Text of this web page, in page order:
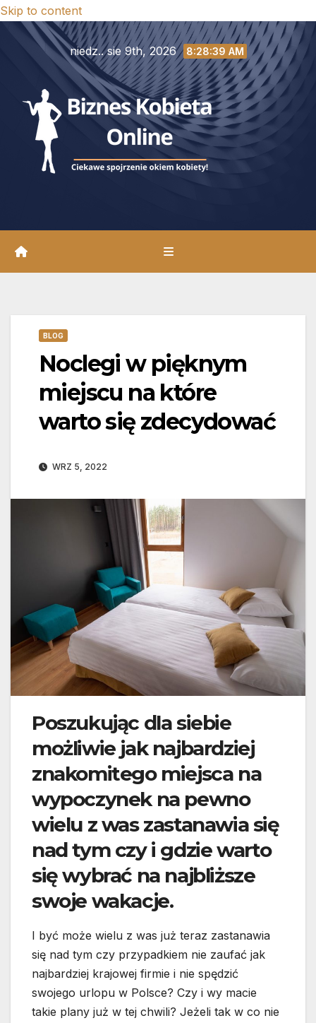
Skip to content
niedz.. sie 9th, 2026 8:28:41 AM
BLOG
Noclegi w pięknym
miejscu na które
warto się zdecydować
WRZ 5, 2022
Poszukując dla siebie
możliwie jak najbardziej
znakomitego miejsca na
wypoczynek na pewno
wielu z was zastanawia się
nad tym czy i gdzie warto
się wybrać na najbliższe
swoje wakacje.
I być może wielu z was już teraz zastanawia
się nad tym czy przypadkiem nie zaufać jak
najbardziej krajowej firmie i nie spędzić
swojego urlopu w Polsce? Czy i wy macie
takie plany już w tej chwili? Jeżeli tak w co nie